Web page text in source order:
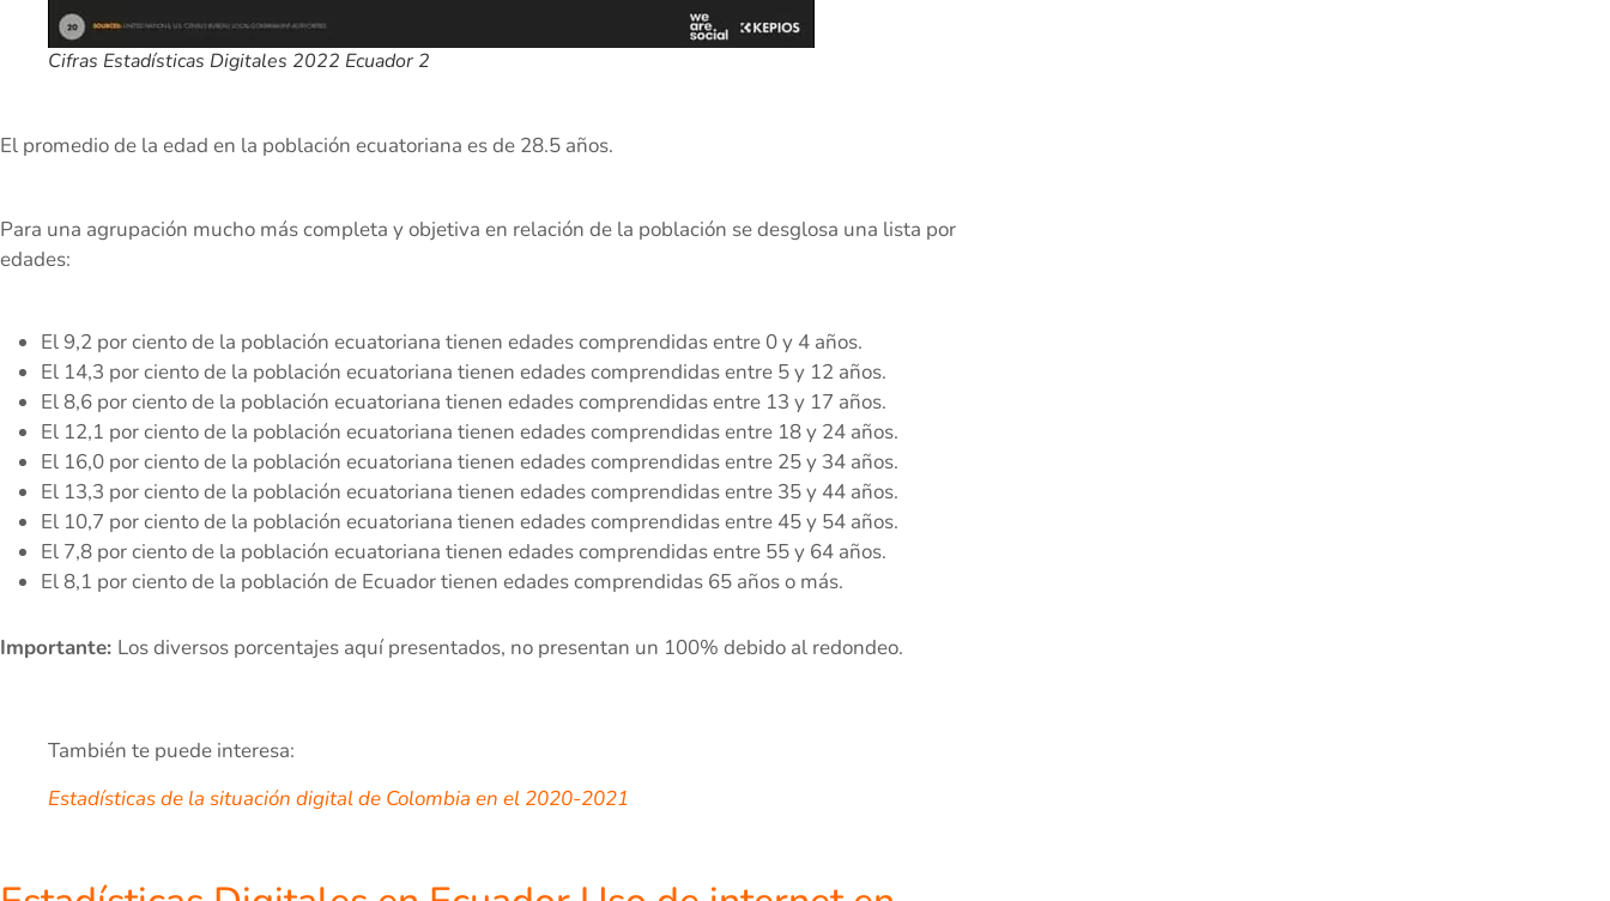
Cifras Estadísticas Digitales 2022 Ecuador 2
El promedio de la edad en la población ecuatoriana es de 28.5 años.
Para una agrupación mucho más completa y objetiva en relación de la población se desglosa una lista por
edades:
El 9,2 por ciento de la población ecuatoriana tienen edades comprendidas entre 0 y 4 años.
El 14,3 por ciento de la población ecuatoriana tienen edades comprendidas entre 5 y 12 años.
El 8,6 por ciento de la población ecuatoriana tienen edades comprendidas entre 13 y 17 años.
El 12,1 por ciento de la población ecuatoriana tienen edades comprendidas entre 18 y 24 años.
El 16,0 por ciento de la población ecuatoriana tienen edades comprendidas entre 25 y 34 años.
El 13,3 por ciento de la población ecuatoriana tienen edades comprendidas entre 35 y 44 años.
El 10,7 por ciento de la población ecuatoriana tienen edades comprendidas entre 45 y 54 años.
El 7,8 por ciento de la población ecuatoriana tienen edades comprendidas entre 55 y 64 años.
El 8,1 por ciento de la población de Ecuador tienen edades comprendidas 65 años o más.
Importante: Los diversos porcentajes aquí presentados, no presentan un 100% debido al redondeo.
También te puede interesa:
Estadísticas de la situación digital de Colombia en el 2020-2021